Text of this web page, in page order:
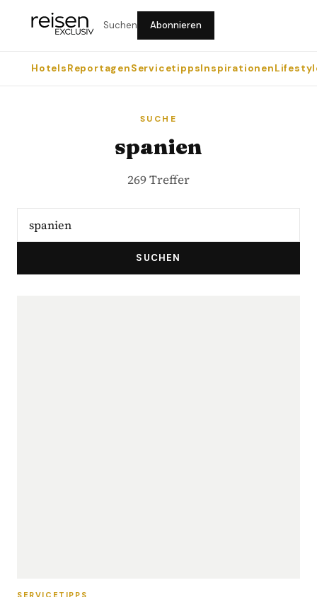
Suchen Abonnieren
HotelsReportagenServicetippsInspirationen
SUCHE
spanien
269 Treffer
SUCHEN
SERVICETIPPS